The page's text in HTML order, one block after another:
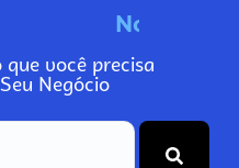
N
você precisa
Negócio